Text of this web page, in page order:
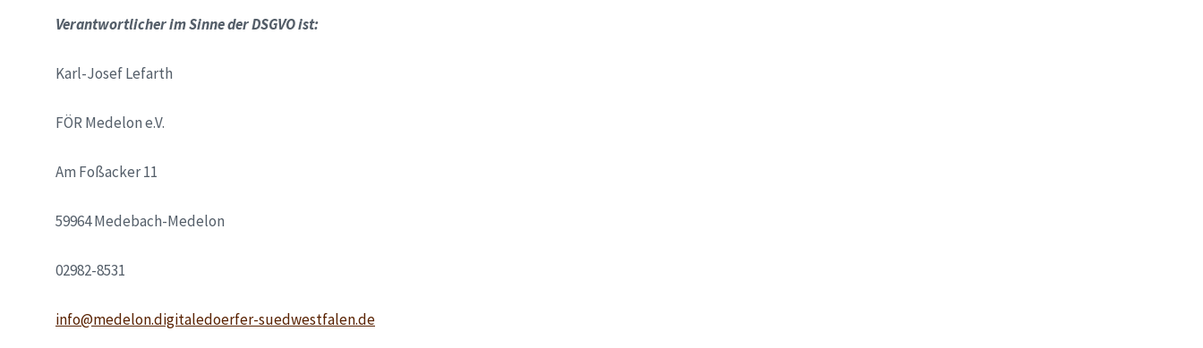
Verantwortlicher im Sinne der DSGVO ist:
Karl-Josef Lefarth
FÖR Medelon e.V.
Am Foßacker 11
59964 Medebach-Medelon
02982-8531
info@medelon.digitaledoerfer-suedwestfalen.de